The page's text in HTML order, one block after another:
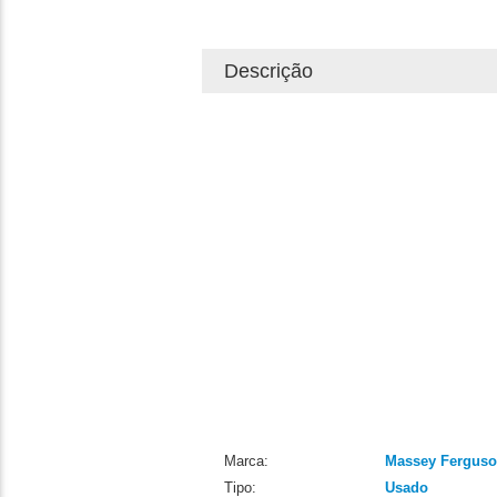
Descrição
Marca:
Massey
Tipo:
Usado